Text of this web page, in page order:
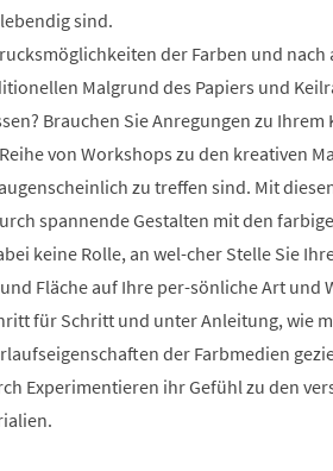
sind.
der Farben und nach
Malgrund des Papiers und
Brauchen Sie Anregungen zu Ihrem
von Workshops zu den kreativen
zu treffen sind. Mit
spannende Gestalten mit den
keine Rolle, an wel-cher Stelle Sie
Fläche auf Ihre per-sönliche Art und
für Schritt und unter Anleitung, wie
der Farbmedien
Experimentieren ihr Gefühl zu den